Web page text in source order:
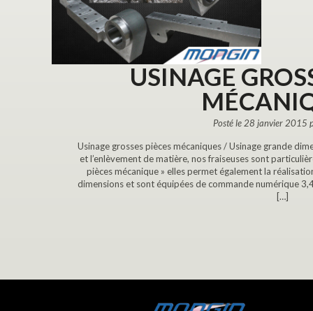
USINAGE
Posté le 28 janvier 2015
Usinage grosses pièces mécaniques / Usinage grande
et l’enlèvement de matière, nos fraiseuses sont
pièces mécanique » elles permet également la
dimensions et sont équipées de commande numérique
[…]